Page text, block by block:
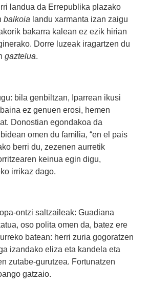
landua da Errepublika plazako
balkoia landu xarmanta izan zaigu
bakarra kalean ez ezik hirian
Dorre luzeak iragartzen du
gaztelua.
bila genbiltzan, Iparrean ikusi
ez genuen erosi, hemen
Donostian egondakoa da
omen du familia, “en el pais
berri du, zezenen aurretik
keinua egin digu,
irrikaz dago.
ontzi saltzaileak: Guadiana
oso polita omen da, batez ere
batean: herri zuria gogoratzen
izandako eliza eta kandela eta
zutabe-gurutzea. Fortunatzen
gatzaio.